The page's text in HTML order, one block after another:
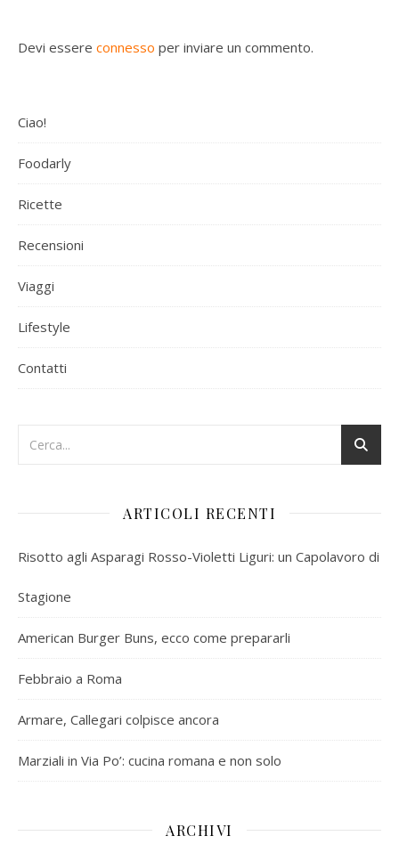
Devi essere connesso per inviare un commento.
Ciao!
Foodarly
Ricette
Recensioni
Viaggi
Lifestyle
Contatti
ARTICOLI RECENTI
Risotto agli Asparagi Rosso-Violetti Liguri: un Capolavoro di
Stagione
American Burger Buns, ecco come prepararli
Febbraio a Roma
Armare, Callegari colpisce ancora
Marziali in Via Po’: cucina romana e non solo
ARCHIVI